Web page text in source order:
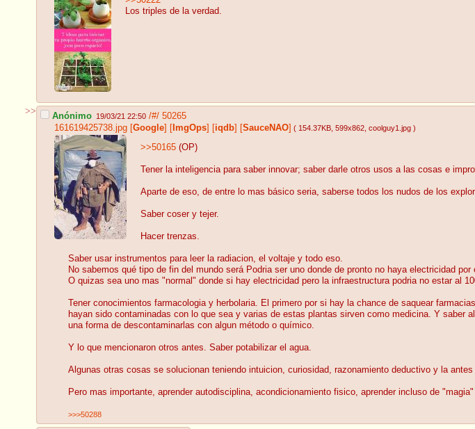
Los triples de la verdad.
>> Anónimo 19/03/21 22:50 /#/ 50265
161619425738.jpg [Google] [ ImgOps] [iqdb] [SauceNAO] ( 154.37KB , 599x862 , coolguy1.jpg )
>>50165 (OP)
Tener la inteligencia para saber innovar; saber darle otros usos a las cosas e
Aparte de eso, de entre lo mas básico seria, saberse todos los nudos de los
Saber coser y tejer.
Hacer trenzas.
Saber usar instrumentos para leer la radiacion, el voltaje y todo eso.
No sabemos qué tipo de fin del mundo será Podria ser uno donde de pronto no haya electricidad
O quizas sea uno mas "normal" donde si hay electricidad pero la infraestructura podria no estar al
Tener conocimientos farmacologia y herbolaria. El primero por si hay la chance de saquear
hayan sido contaminadas con lo que sea y varias de estas plantas sirven como medicina. Y
una forma de descontaminarlas con algun método o químico.
Y lo que mencionaron otros antes. Saber potabilizar el agua.
Algunas otras cosas se solucionan teniendo intuicion, curiosidad, razonamiento deductivo y la
Pero mas importante, aprender autodisciplina, acondicionamiento fisico, aprender incluso de
>>>50288